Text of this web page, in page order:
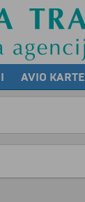
AVIO KARTE